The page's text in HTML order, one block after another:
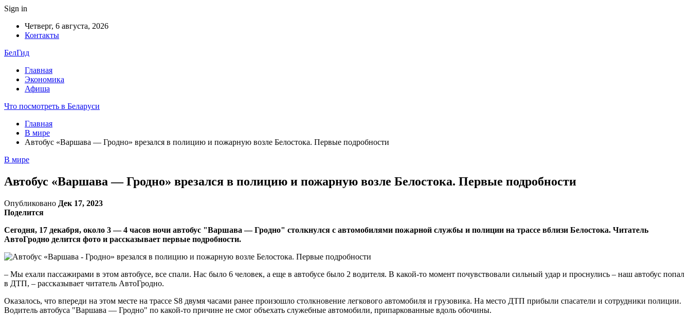
Sign in
Четверг, 6 августа, 2026
Контакты
БелГид
Главная
Экономика
Афиша
Что посмотреть в Беларуси
Главная
В мире
Автобус «Варшава — Гродно» врезался в полицию и пожарную возле Белостока. Первые подробности
В мире
Автобус «Варшава — Гродно» врезался в полицию и пожарную возле Белостока. Первые подробности
Опубликовано Дек 17, 2023
Поделится
Сегодня, 17 декабря, около 3 — 4 часов ночи автобус "Варшава — Гродно" столкнулся с автомобилями пожарной службы и полиции на трассе вблизи Белостока. Читатель
АвтоГродно делится фото и рассказывает первые подробности.
– Мы ехали пассажирами в этом автобусе, все спали. Нас было 6 человек, а еще в автобусе было 2 водителя. В какой-то момент почувствовали сильный удар и проснулись – наш автобус попал
в ДТП, – рассказывает читатель АвтоГродно.
Оказалось, что впереди на этом месте на трассе S8 двумя часами ранее произошло столкновение легкового автомобиля и грузовика. На место ДТП прибыли спасатели и сотрудники полиции.
Водитель автобуса "Варшава — Гродно" по какой-то причине не смог объехать служебные автомобили, припаркованные вдоль обочины.